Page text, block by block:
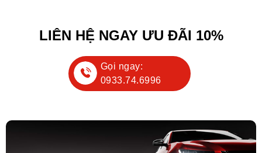
LIÊN HỆ NGAY ƯU ĐÃI 10%
Gọi ngay:
0933.74.6996